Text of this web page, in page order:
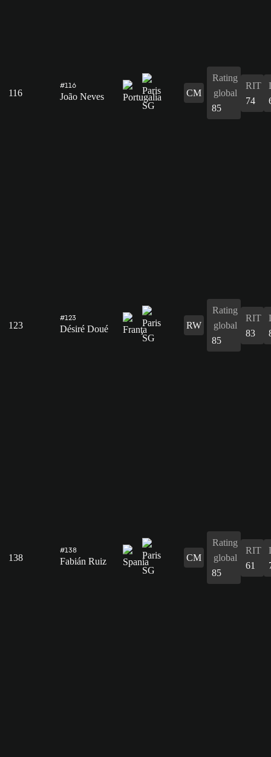
116
#116
João Neves CM
Rating
global
85
RIT
74
123
#123
Désiré Doué RW
Rating
global
85
RIT
83
138
#138
Fabián Ruiz CM
Rating
global
85
RIT
61